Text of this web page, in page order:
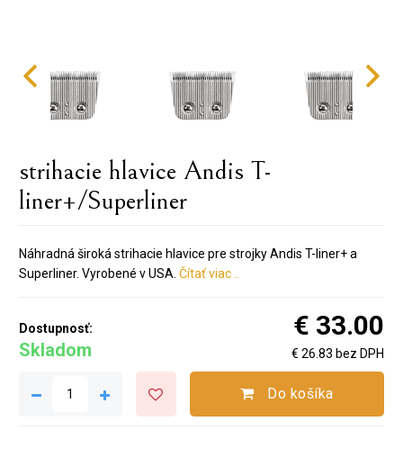
strihacie hlavice Andis T-
liner+/Superliner
Náhradná široká strihacie hlavice pre strojky Andis T-liner+ a
Superliner. Vyrobené v USA. Čítať viac ..
Dostupnosť:
Skladom
€ 33.00
€ 26.83 bez DPH
Do košíka